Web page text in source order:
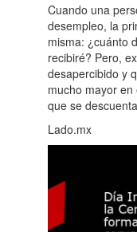
Cuando una
desempleo, la
misma: ¿cuánto
recibiré? Pero,
desapercibido y
mucho mayor
que se
Lado.mx